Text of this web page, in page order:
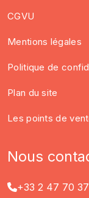
CGVU
Mentions légales
Politique de
Plan du site
Les points de
Nous
+33 2 47 70